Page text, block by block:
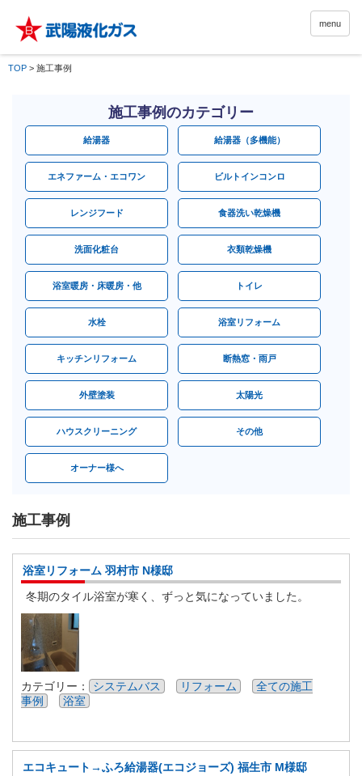
menu
TOP > 施工事例
施工事例のカテゴリー
給湯器 給湯器（多機能）
エネファーム・エコワン ビルトインコンロ
レンジフード 食器洗い乾燥機
洗面化粧台 衣類乾燥機
浴室暖房・床暖房・他 トイレ
水栓 浴室リフォーム
キッチンリフォーム 断熱窓・雨戸
外壁塗装 太陽光
ハウスクリーニング その他
オーナー様へ
施工事例
浴室リフォーム 羽村市 N様邸
冬期のタイル浴室が寒く、ずっと気になっていました。
カテゴリー： システムバス リフォーム
全ての施工
事例
浴室
エコキュート→ふろ給湯器(エコジョーズ) 福生市 M様邸